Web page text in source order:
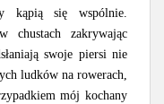
kąpią się wspólnie.
zakrywając
swoje piersi nie
ludków na rowerach,
mój kochany